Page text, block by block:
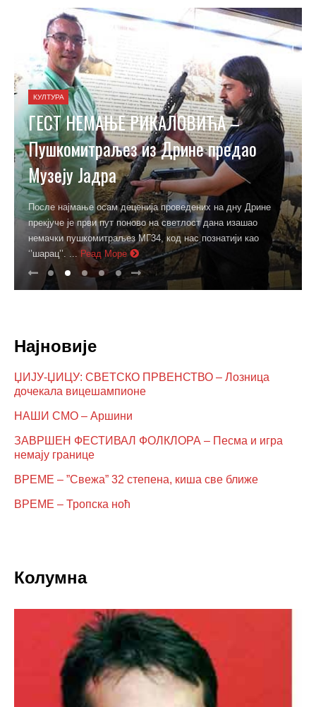
КУЛТУРА
ГЕСТ НЕМАЊЕ РИКАЛОВИЋА –
Пушкомитраљез из Дрине предао
Музеју Јадра
После најмање осам деценија проведених на дну Дрине
прекјуче је први пут поново на светлост дана изашао
немачки пушкомитраљез МГ34, код нас познатији као
‘’шарац’’. ... Реад Море
Најновије
ЏИЈУ-ЏИЦУ: СВЕТСКО ПРВЕНСТВО – Лозница
дочекала вицешампионе
НАШИ СМО – Аршини
ЗАВРШЕН ФЕСТИВАЛ ФОЛКЛОРА – Песма и игра
немају границе
ВРЕМЕ – ”Свежа” 32 степена, киша све ближе
ВРЕМЕ – Тропска ноћ
Колумна